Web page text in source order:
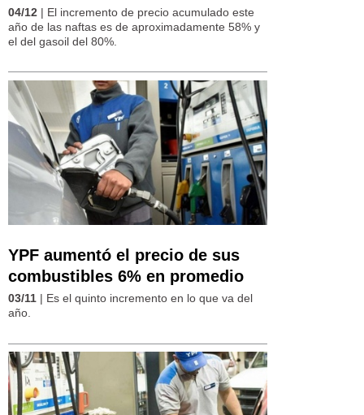
04/12 | El incremento de precio acumulado este
año de las naftas es de aproximadamente 58% y
el del gasoil del 80%.
YPF aumentó el precio de sus
combustibles 6% en promedio
03/11 | Es el quinto incremento en lo que va del
año.